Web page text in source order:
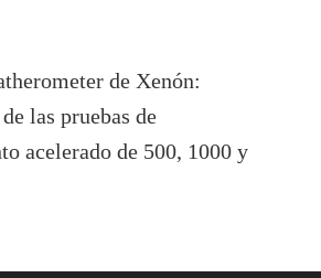
de Xenón:
las pruebas de
acelerado de 500, 1000 y